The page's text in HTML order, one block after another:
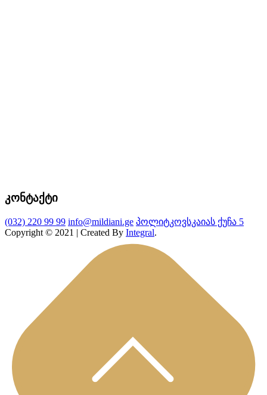
კონტაქტი
(032) 220 99 99 info@mildiani.ge პოლიტკოვსკაიას ქუჩა 5
Copyright © 2021 | Created By Integral.